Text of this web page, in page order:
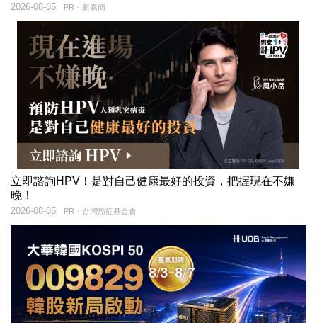
PR・新素簡
2026-08-05
立即諮詢HPV！是對自己健康最好的投資，把握現在不嫌
晚！
PR・台灣癌症基金會
2026-08-05